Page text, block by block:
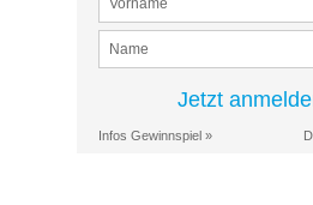
Jetzt
Infos Gewinnspiel »